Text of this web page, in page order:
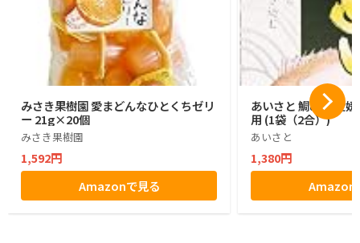
みさき果樹園 愛まどんなひとくちゼリ
ー 21g×20個
みさき果樹園
1,592円
Amazonで見る
あいさと 鯛めし 愛
用 (1袋（2合）)
あいさと
1,380円
Amazon